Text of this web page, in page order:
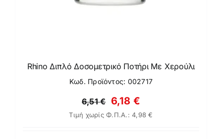
Rhino Διπλό Δοσομετρικό Ποτήρι Με Χερούλι
Κωδ. Προϊόντος: 002717
6,51€ Original
price
6,18 €
τρέχουσα
Τιμή χωρίς Φ.Π.Α.:4,98€